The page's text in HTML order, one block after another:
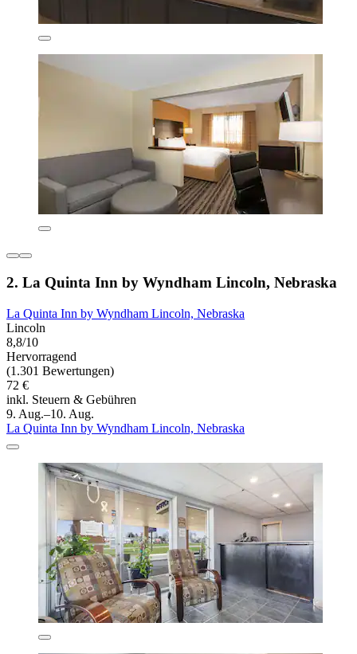
2. La Quinta Inn by Wyndham Lincoln, Nebraska
La Quinta Inn by Wyndham Lincoln, Nebraska
Lincoln
8,8/10
Hervorragend
(1.301 Bewertungen)
72 €
inkl. Steuern & Gebühren
9. Aug.–10. Aug.
La Quinta Inn by Wyndham Lincoln, Nebraska